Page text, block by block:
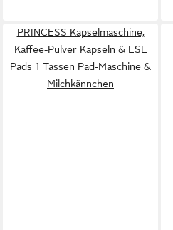
PRINCESS Kapselmaschine,
Kaffee-Pulver Kapseln & ESE
Pads 1 Tassen Pad-Maschine &
Milchkännchen